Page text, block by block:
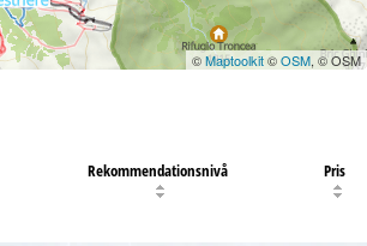
©Maptoolkit©OSM, © OSM
Rekommendationsnivå Pris